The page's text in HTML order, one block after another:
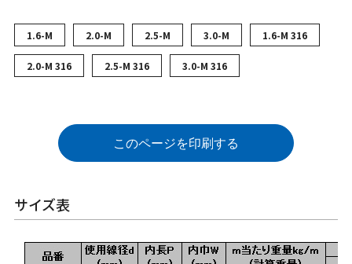
1.6-M 2.0-M 2.5-M 3.0-M 1.6-M 316
2.0-M 316 2.5-M 316 3.0-M 316
このページを印刷する
サイズ表